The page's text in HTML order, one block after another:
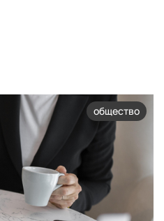
общество